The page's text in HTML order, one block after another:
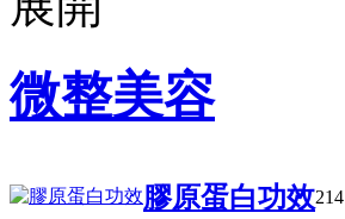
微整美容
膠原蛋白功效214